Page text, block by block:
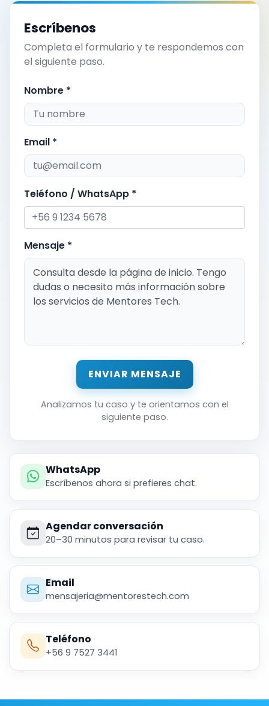
Escríbenos
Completa el formulario y te respondemos con
el siguiente paso.
Nombre *
Email *
Teléfono / WhatsApp *
Mensaje *
ENVIAR MENSAJE
Analizamos tu caso y te orientamos con el
siguiente paso.
WhatsApp
Escríbenos ahora si prefieres chat.
Agendar conversación
20–30 minutos para revisar tu caso.
Email
mensajeria@mentorestech.com
Teléfono
+56 9 7527 3441